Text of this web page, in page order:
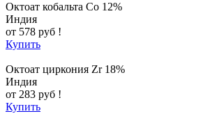
Октоат кобальта Co 12%
Индия
от 578 руб !
Купить
Октоат циркония Zr 18%
Индия
от 283 руб !
Купить